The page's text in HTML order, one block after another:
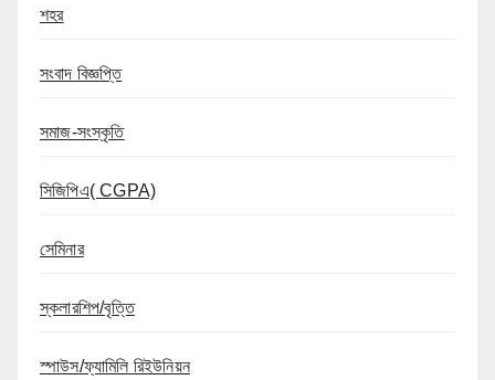
শহর
সংবাদ বিজ্ঞপ্তি
সমাজ-সংস্কৃতি
সিজিপিএ( CGPA)
সেমিনার
স্কলারশিপ/বৃত্তি
স্পাউস/ফ্যামিলি রিইউনিয়ন